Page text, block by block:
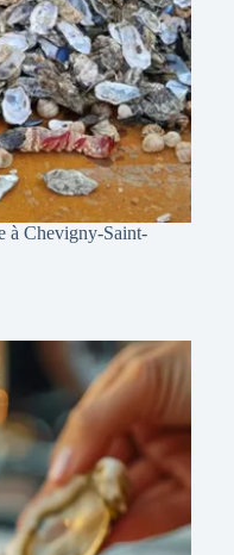
à Chevigny-Saint-